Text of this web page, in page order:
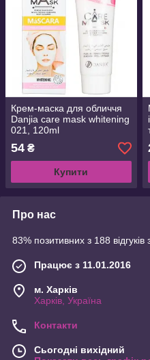
Крем-маска для обличчя
Danjia care mask whitening
021, 120ml
54 ₴
Купити
Про нас
83% позитивних з 188 відгуків
Працює з 11.01.2016
м. Харків
Харків, Україна
Контакти
Сьогодні вихідний